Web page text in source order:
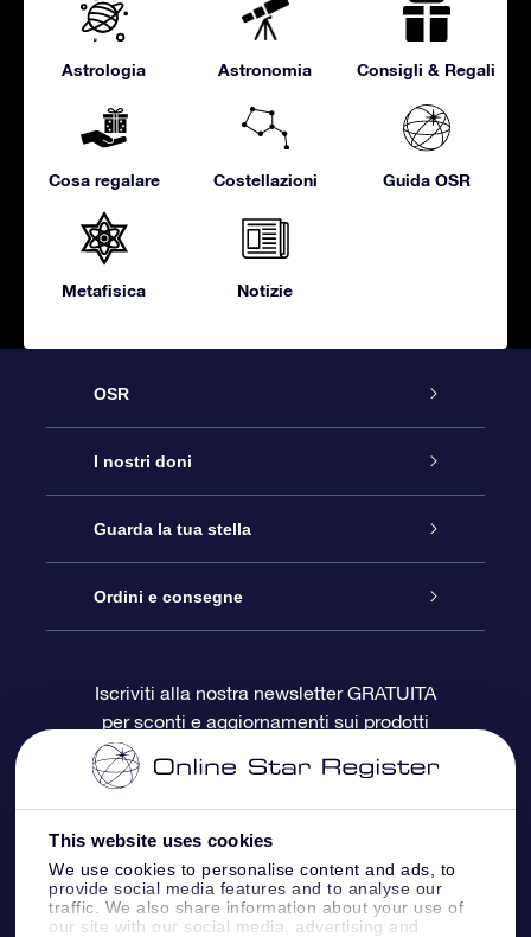
This website uses cookies
We use cookies to personalise content and ads, to
provide social media features and to analyse our
traffic. We also share information about your use of
our site with our social media, advertising and
Astrologia Astronomia Consigli & Regali
Cosa regalare Costellazioni Guida OSR
Metafisica Notizie
OSR
Assistenza
Contattaci
Blog
OSR Recensioni
I nostri doni
Online Star Gift
Pacchetto regalo OSR
Gift Card OSR
Doni aziendali
Guarda la tua stella
Registro stellare
Star Page personalizzata
One Million Stars
OSR Starsaver
App VR ‘Fly me to the stars’
Ordini e consegne
Informazioni di Pagamento
Politica di reso
Costellazioni
Iscriviti alla nostra newsletter GRATUITA
per sconti e aggiornamenti sui prodotti